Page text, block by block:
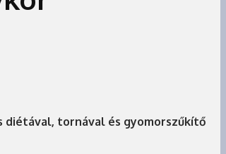
diétával, tornával és gyomorszűkítő